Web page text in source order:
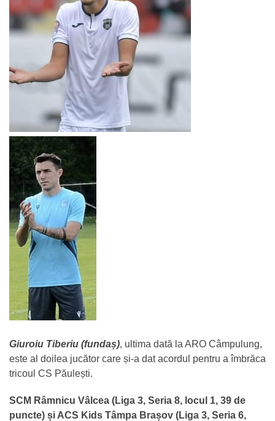
Giuroiu Tiberiu (fundaș), ultima dată la ARO Câmpulung,
este al doilea jucător care și-a dat acordul pentru a îmbrăca
tricoul CS Păulești.
SCM Râmnicu Vâlcea (Liga 3, Seria 8, locul 1, 39 de
puncte) și ACS Kids Tâmpa Brașov (Liga 3, Seria 6,